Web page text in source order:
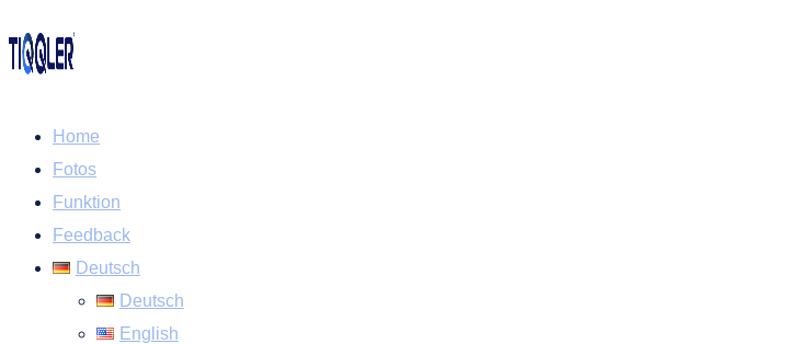
Home
Fotos
Funktion
Feedback
Deutsch
Deutsch
English